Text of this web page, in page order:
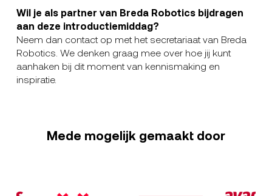
Wil je als partner van Breda Robotics bijdragen
aan deze introductiemiddag?
Neem dan contact op met het secretariaat van Breda
Robotics. We denken graag mee over hoe jij kunt
aanhaken bij dit moment van kennismaking en
inspiratie.
Mede mogelijk gemaakt door